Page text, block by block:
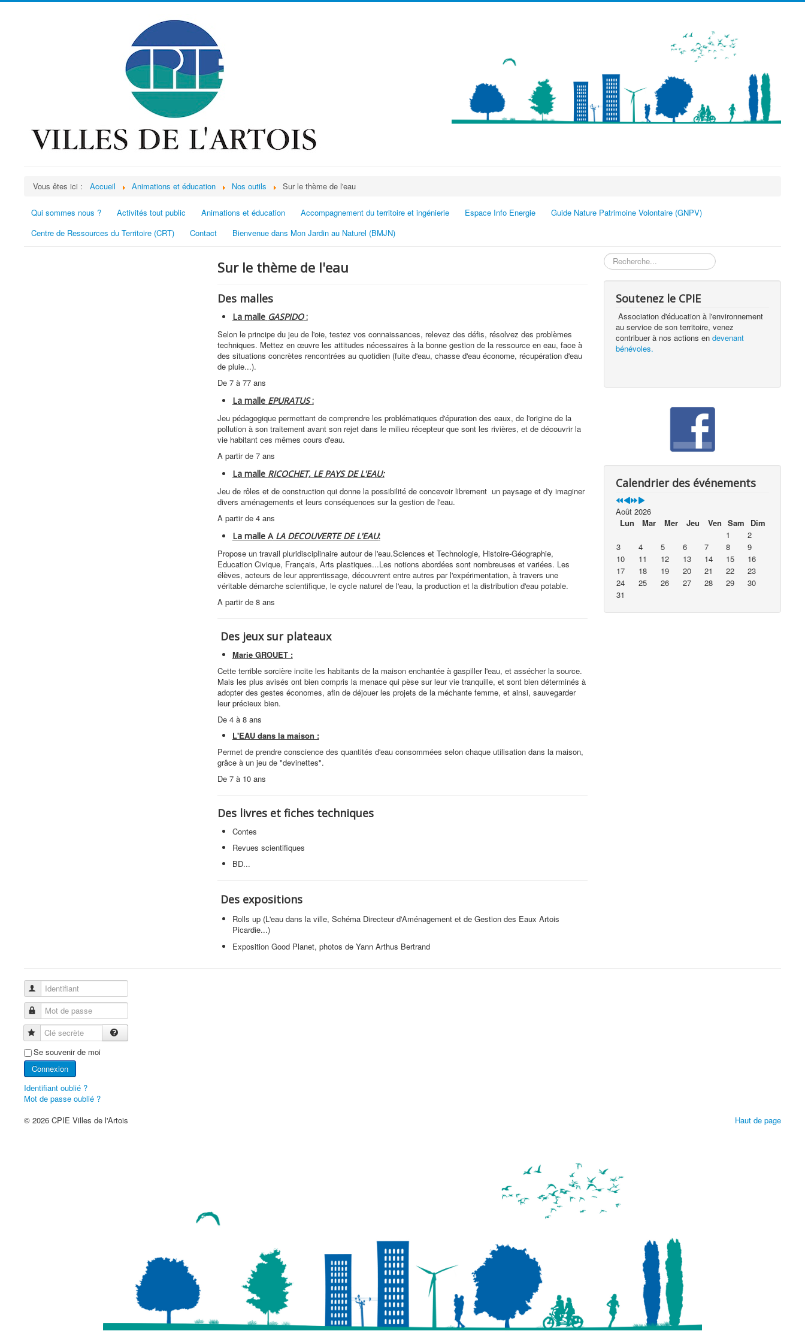
Vous êtes ici : Accueil Animations et éducation Nos outils Sur le thème de l'eau
Qui sommes nous ? Activités tout public Animations et éducation Accompagnement du territoire et ingénierie Espace Info Energie
Guide Nature Patrimoine Volontaire (GNPV)
Centre de Ressources du Territoire (CRT)
Contact Bienvenue dans Mon Jardin au Naturel (BMJN)
Sur le thème de l'eau
Des malles
La malle GASPIDO:
Selon le principe du jeu de l'oie, testez vos connaissances, relevez des défis, résolvez des problèmes
techniques. Mettez en œuvre les attitudes nécessaires à la bonne gestion de la ressource en eau, face à
des situations concrètes rencontrées au quotidien (fuite d'eau, chasse d'eau économe, récupération d'eau
de pluie...).
De 7 à 77 ans
La malle EPURATUS:
Jeu pédagogique permettant de comprendre les problématiques d'épuration des eaux, de l'origine de la
pollution à son traitement avant son rejet dans le milieu récepteur que sont les rivières, et de découvrir la
vie habitant ces mêmes cours d'eau.
A partir de 7 ans
La malle RICOCHET, LE PAYS DE L'EAU:
Jeu de rôles et de construction qui donne la possibilité de concevoir librement un paysage et d'y imaginer
divers aménagements et leurs conséquences sur la gestion de l'eau.
A partir de 4 ans
La malle ALA DECOUVERTE DE L'EAU:
Propose un travail pluridisciplinaire autour de l'eau.Sciences et Technologie, Histoire-Géographie,
Education Civique, Français, Arts plastiques...Les notions abordées sont nombreuses et variées. Les
élèves, acteurs de leur apprentissage, découvrent entre autres par l'expérimentation, à travers une
véritable démarche scientifique, le cycle naturel de l'eau, la production et la distribution d'eau potable.
A partir de 8 ans
Des jeux sur plateaux
Marie GROUET :
Cette terrible sorcière incite les habitants de la maison enchantée à gaspiller l'eau, et assécher la source.
Mais les plus avisés ont bien compris la menace qui pèse sur leur vie tranquille, et sont bien déterminés à
adopter des gestes économes, afin de déjouer les projets de la méchante femme, et ainsi, sauvegarder
leur précieux bien.
De 4 à 8 ans
L'EAU dans la maison :
Permet de prendre conscience des quantités d'eau consommées selon chaque utilisation dans la maison,
grâce à un jeu de "devinettes".
De 7 à 10 ans
Des livres et fiches techniques
Contes
Revues scientifiques
BD...
Des expositions
Rolls up (L'eau dans la ville, Schéma Directeur d'Aménagement et de Gestion des Eaux Artois
Picardie...)
Exposition Good Planet, photos de Yann Arthus Bertrand
Rechercher
Soutenez le CPIE
Association d'éducation à l'environnement
au service de son territoire, venez
contribuer à nos actions endevenant
bénévoles.
Calendrier des événements
Août 2026
Lun
Mar Mer Jeu Ven Sam
Dim
1
2
3
4 5 6 7 8
9
10
11 12 13 14 15
16
17
18 19 20 21 22
23
24
25 26 27 28 29
30
31
Identifiant
Mot de passe
Clé secrète
Se souvenir de moi
Connexion
Identifiant oublié ?
Mot de passe oublié ?
Haut de page
© 2026 CPIE Villes de l'Artois